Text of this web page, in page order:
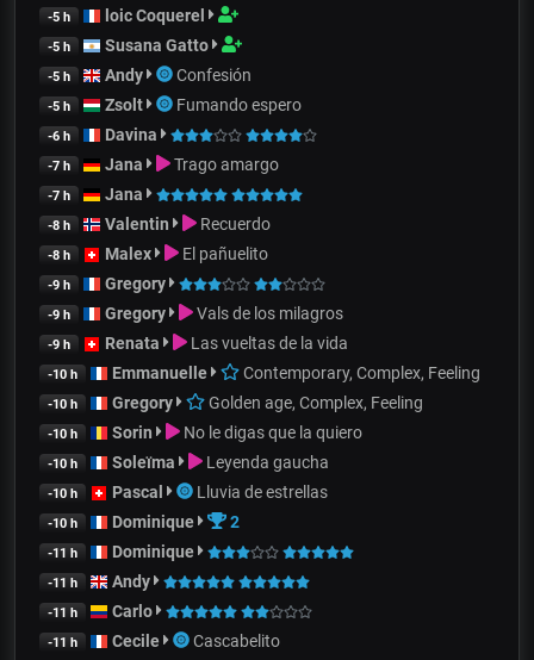
-5 h loic Coquerel
-5 h Susana Gatto
-5 h Andy Confesión
-5 h Zsolt Fumando espero
-6 h Davina
-7 h Jana Trago amargo
-7 h Jana
-8 h Valentin Recuerdo
-8 h Malex El pañuelito
-9 h Gregory
-9 h Gregory Vals de los milagros
-9 h Renata Las vueltas de la vida
-10 h Emmanuelle Contemporary, Complex, Feeling
-10 h Gregory Golden age, Complex, Feeling
-10 h Sorin No le digas que la quiero
-10 h Soleïma Leyenda gaucha
-10 h Pascal Lluvia de estrellas
-10 h Dominique 2
-11 h Dominique
-11 h Andy
-11 h Carlo
-11 h Cecile Cascabelito